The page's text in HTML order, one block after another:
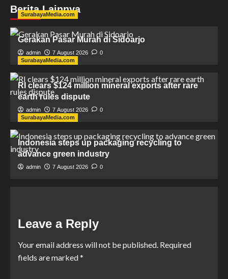
Berita Lainnya
SurabayaMedia.com
Gerakan Pasar Murah di Sidoarjo
admin 7 August 2026
0
SurabayaMedia.com
RI clears $124 million mineral exports after rare
earth rules dispute
admin 7 August 2026
0
SurabayaMedia.com
Indonesia steps up packaging recycling to
advance green industry
admin 7 August 2026 0
Leave a Reply
Your email address will not be published. Required
fields are marked*